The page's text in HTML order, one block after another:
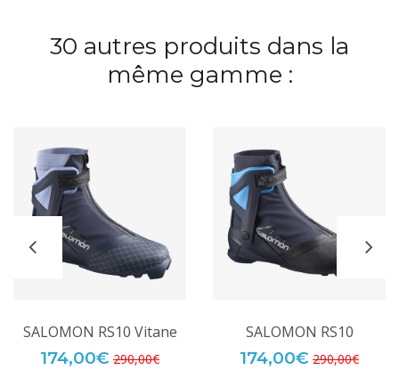
30 autres produits dans la
même gamme :
SALOMON RS10 Vitane
174,00€ 290,00€
SALOMON RS10
174,00€ 290,00€